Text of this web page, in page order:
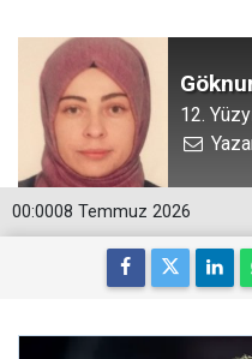
12.
00:0008 Temmuz 2026